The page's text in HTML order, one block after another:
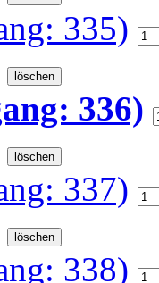
335)
336)
337)
338)